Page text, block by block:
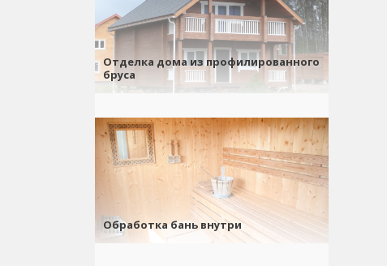
Отделка дома из профилированного
бруса
Обработка бань внутри